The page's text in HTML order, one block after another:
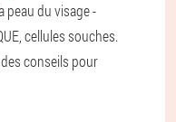
peau du visage -
cellules souches.
conseils pour